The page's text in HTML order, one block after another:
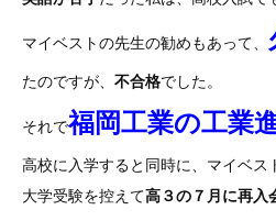
マイベストの先生の勧めもあって、
たのですが、 不合格でした。
それで福岡工業の工業
高校に入学すると同時に、マイベス
大学受験を控えて高３の７月に再入